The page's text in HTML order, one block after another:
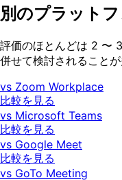
別のプラット
評価のほとんどは 2 〜
併せて検討されること
vs Zoom Workplace
比較を見る
vs Microsoft Teams
比較を見る
vs Google Meet
比較を見る
vs GoTo Meeting